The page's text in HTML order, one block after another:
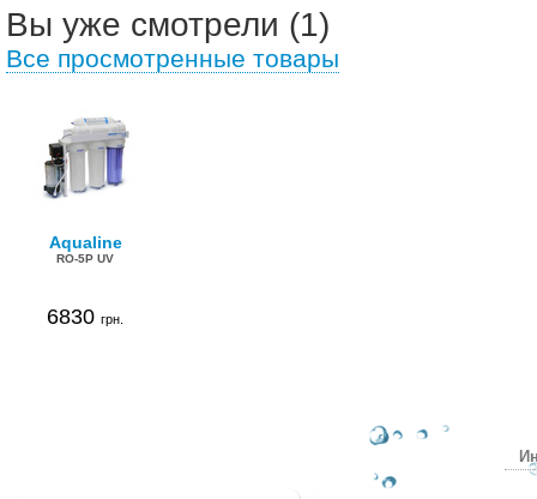
Вы уже смотрели (1)
Все просмотренные товары
Aqualine
RO-5P UV
6830 грн.